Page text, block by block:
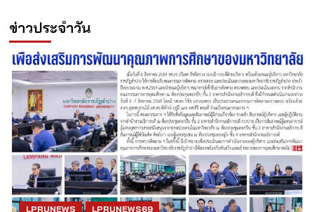
ข่าวประจำวัน
LPRUNEWS LPRUNEWS69